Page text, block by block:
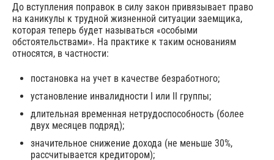
До вступления поправок в силу закон привязывает право
на каникулы к трудной жизненной ситуации заемщика,
которая теперь будет называться «особыми
обстоятельствами». На практике к таким основаниям
относятся, в частности:
постановка на учет в качестве безработного;
установление инвалидности I или II группы;
длительная временная нетрудоспособность (более
двух месяцев подряд);
значительное снижение дохода (не меньше 30%,
рассчитывается кредитором);